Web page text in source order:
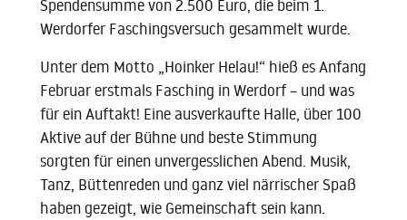
Spendensumme von 2.500 Euro, die beim 1.
Werdorfer Faschingsversuch gesammelt wurde.
Unter dem Motto „Hoinker Helau!“ hieß es Anfang
Februar erstmals Fasching in Werdorf – und was
für ein Auftakt! Eine ausverkaufte Halle, über 100
Aktive auf der Bühne und beste Stimmung
sorgten für einen unvergesslichen Abend. Musik,
Tanz, Büttenreden und ganz viel närrischer Spaß
haben gezeigt, wie Gemeinschaft sein kann.